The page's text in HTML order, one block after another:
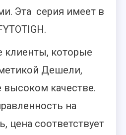
Эта серия имеет в
клиенты, которые
Дешели,
высоком качестве.
на
цена соответствует